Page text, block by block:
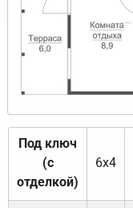
Под ключ
(с
отделкой)
6х4